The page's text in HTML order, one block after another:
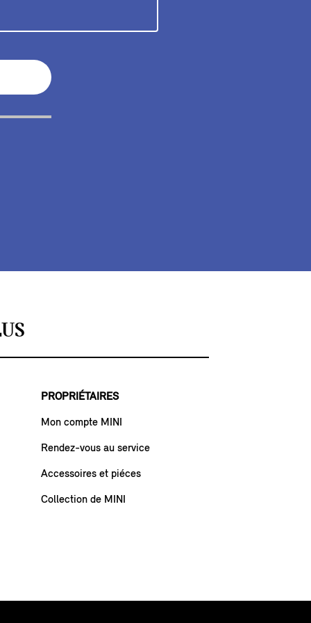
PROPRIÉTAIRES
Mon compte MINI
Rendez-vous au service
Accessoires et piéces
Collection de MINI